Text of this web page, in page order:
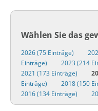
Wählen Sie das
2026 (75 Einträge)
Einträge)
2023 (214
2021 (173 Einträge)
Einträge)
2018 (150
2016 (134 Einträge)